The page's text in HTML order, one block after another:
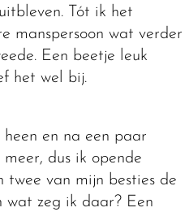
Tót ik het
manspersoon wat verder
Een beetje leuk
het wel bij.
en na een paar
dus ik opende
twee van mijn besties de
wat zeg ik daar? Een